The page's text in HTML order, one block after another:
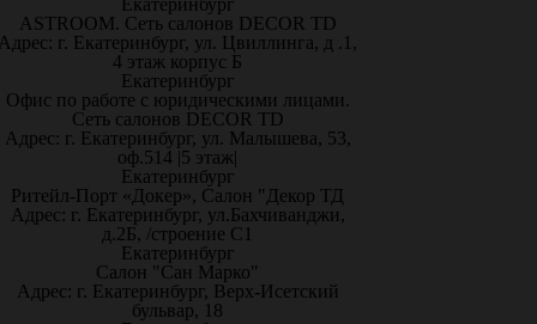
Екатеринбург
ASTROOM. Сеть салонов DECOR TD
г. Екатеринбург, ул. Цвиллинга, д .1,
4 этаж корпус Б
Екатеринбург
Офис по работе с юридическими лицами.
Сеть салонов DECOR TD
Адрес: г. Екатеринбург, ул. Малышева, 53,
оф.514 |5 этаж|
Екатеринбург
Ритейл-Порт «Докер», Салон "Декор ТД
Адрес: г. Екатеринбург, ул.Бахчиванджи,
д.2Б, /строение С1
Екатеринбург
Салон "Сан Марко"
Адрес: г. Екатеринбург, Верх-Исетский
бульвар, 18